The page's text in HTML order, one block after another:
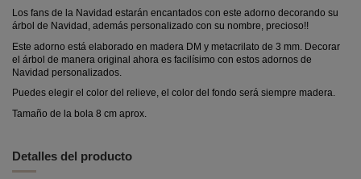
Los fans de la Navidad estarán encantados con este adorno decorando su
árbol de Navidad, además personalizado con su nombre, precioso!!
Este adorno está elaborado en madera DM y metacrilato de 3 mm. Decorar
el árbol de manera original ahora es facilísimo con estos adornos de
Navidad personalizados.
Puedes elegir el color del relieve, el color del fondo será siempre madera.
Tamaño de la bola 8 cm aprox.
Detalles del producto